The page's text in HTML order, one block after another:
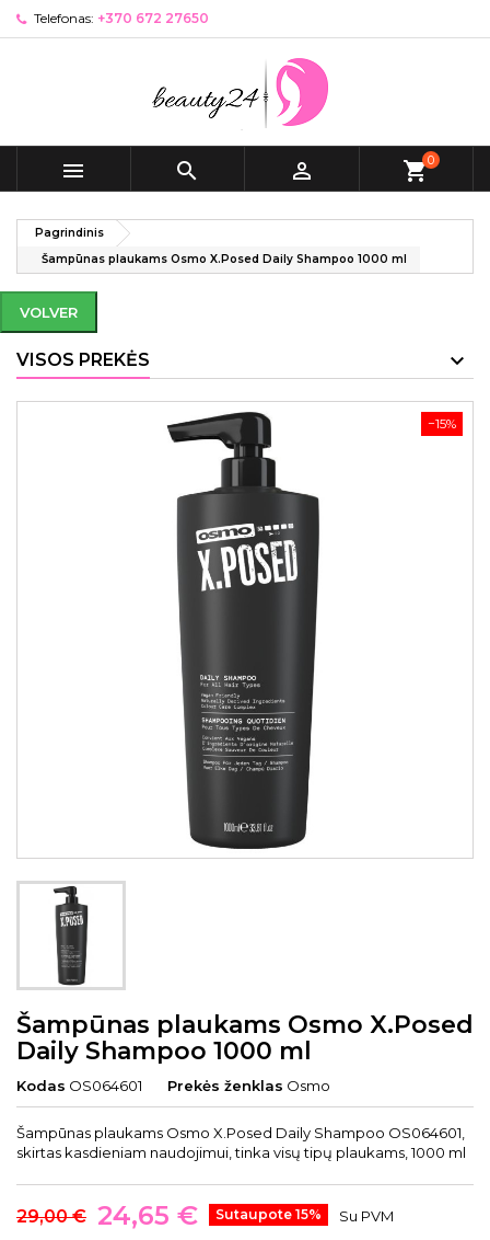
Telefonas: +370 672 27650
   shopping_cart0
Pagrindinis
Šampūnas plaukams Osmo X.Posed Daily Shampoo 1000 ml
VOLVER
VISOS PREKĖS
−15%
Šampūnas plaukams Osmo X.Posed
Daily Shampoo 1000 ml
Kodas OS064601 Prekės ženklas Osmo
Šampūnas plaukams Osmo X.Posed Daily Shampoo OS064601,
skirtas kasdieniam naudojimui, tinka visų tipų plaukams, 1000 ml
29,00 € 24,65 € Sutaupote 15% Su PVM